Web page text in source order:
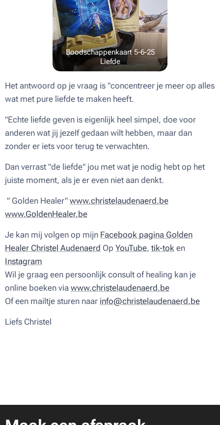
Boodschappenkaart 5-6-25
Liefde
Het antwoord op je vraag is "concentreer je meer op alles
wat met pure liefde te maken heeft.
"Echte liefde geven is eigenlijk heel simpel, doe voor
anderen wat jij jezelf gedaan wilt hebben, maar dan
zonder er iets voor terug te verwachten.
Dan verrast "de liefde" jou met wat je nodig hebt op het
juiste moment, als je er even niet aan denkt.
" Golden Healer" www.christelaudenaerd.be
www.GoldenHealer.be
Je kan mij volgen op mijn Facebook pagina Golden
Healer Christel Audenaerd Op YouTube, tik-tok en
Instagram
Wil je graag een persoonlijk consult of healing kan je
online boeken via www.christelaudenaerd.be
Of een mailtje sturen naar info@christelaudenaerd.be
Liefs Christel ♥